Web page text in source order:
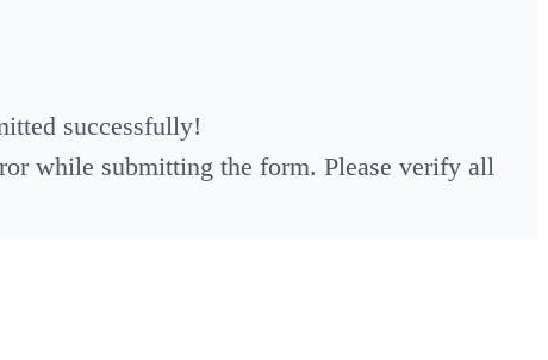
successfully!
while submitting the form. Please verify all